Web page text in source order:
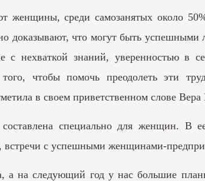
женщины, среди самозанятых около
что могут быть успешными
нехваткой знаний, уверенностью в
чтобы помочь преодолеть эти
в своем приветственном слове
специально для женщин. В
с успешными женщинами-
а на следующий год у нас большие